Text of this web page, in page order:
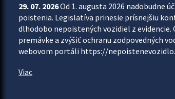
29. 07. 2026Od 1. augusta 2026 nadobudne
poistenia. Legislatíva prinesie prísnejšiu
dlhodobo nepoistených vozidiel z
premávke a zvýšiť ochranu zodpovedných
webovom portáli https://
Viac